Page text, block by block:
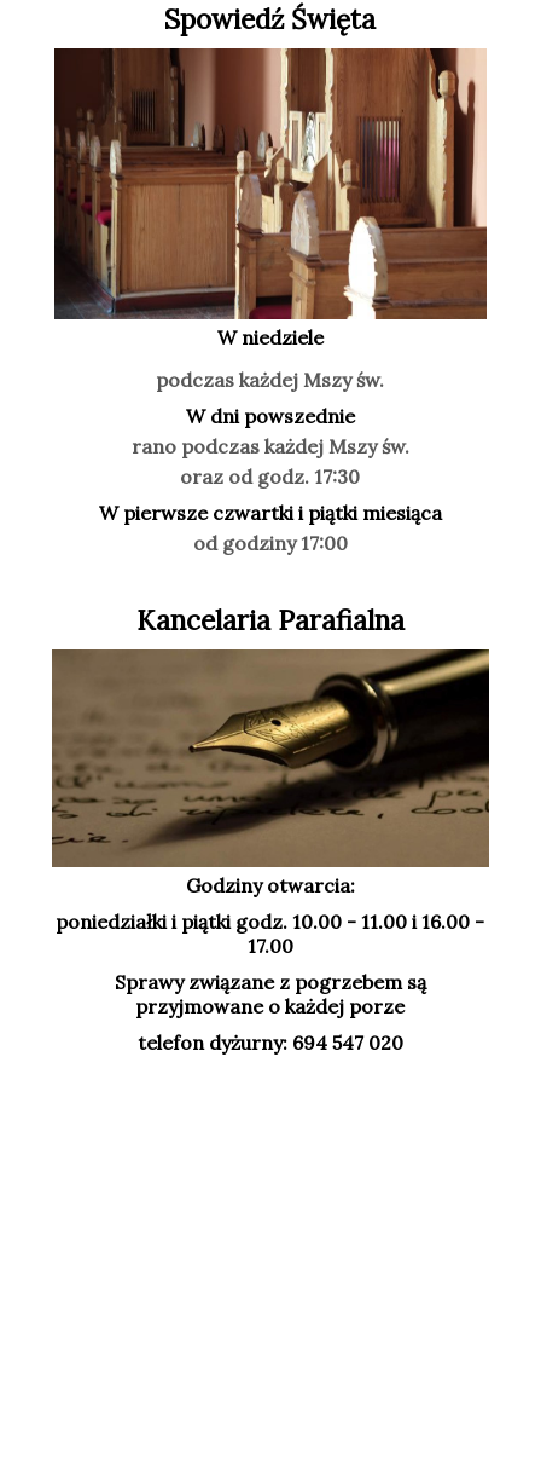
Spowiedź Święta
W niedziele
podczas każdej Mszy św.
W dni powszednie
rano podczas każdej Mszy św.
oraz od godz. 17:30
W pierwsze czwartki i piątki miesiąca
od godziny 17:00
Kancelaria Parafialna
Godziny otwarcia:
poniedziałki i piątki godz. 10.00 - 11.00 i 16.00 -
17.00
Sprawy związane z pogrzebem są
przyjmowane o każdej porze
telefon dyżurny: 694 547 020